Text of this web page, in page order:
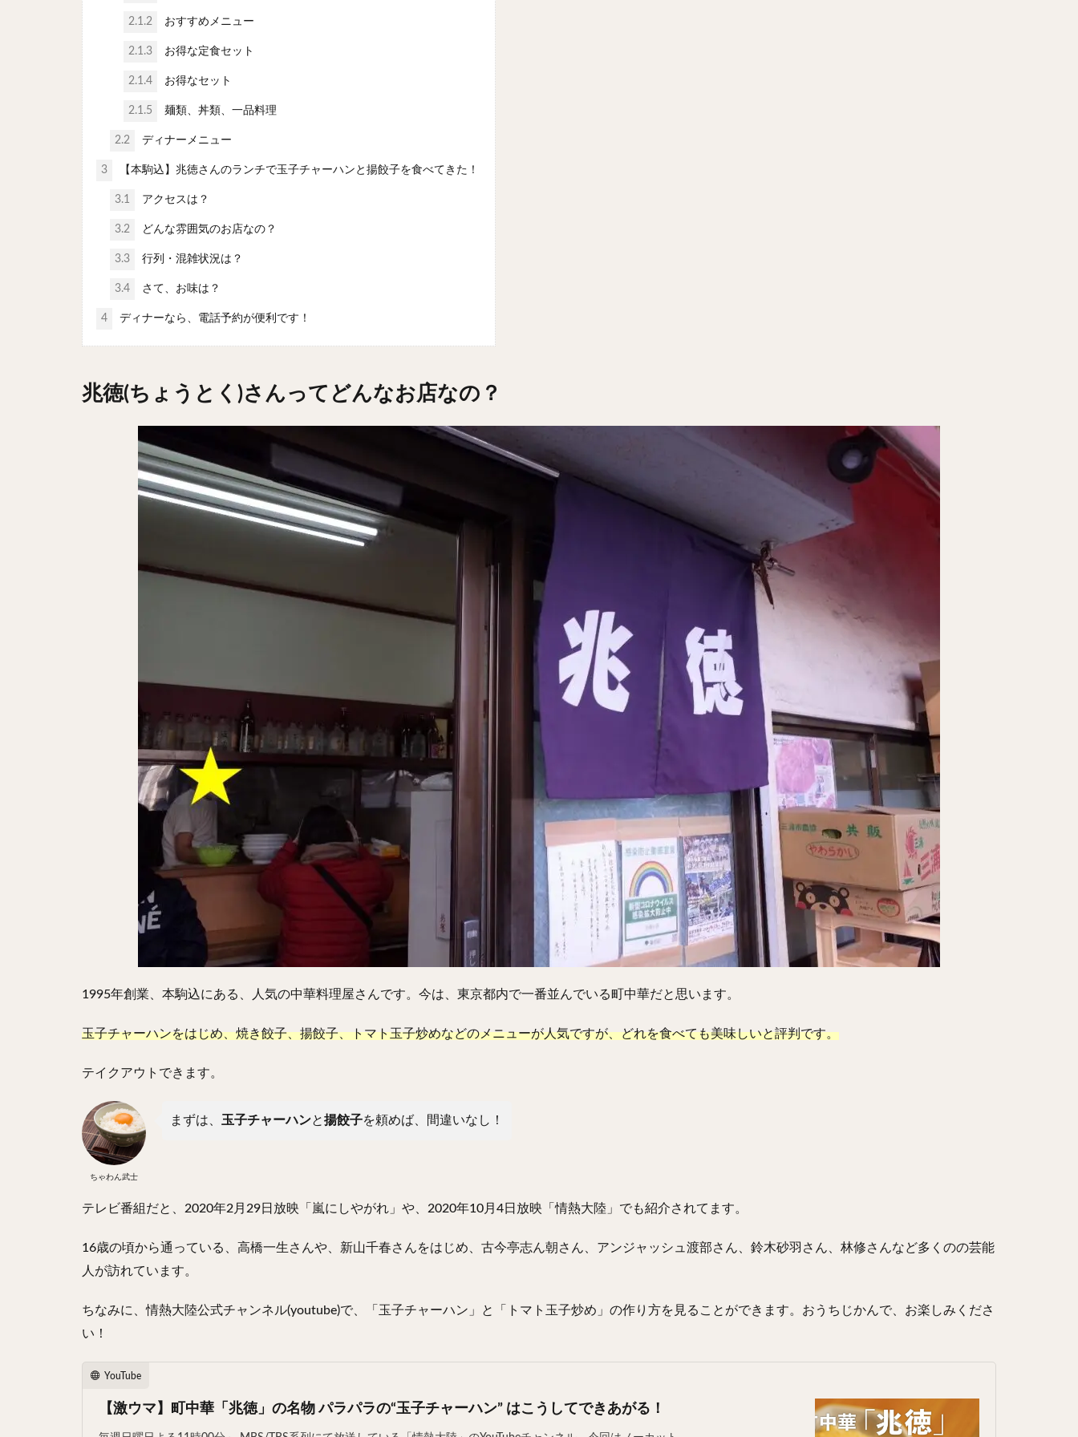
2.1.2 おすすめメニュー
2.1.3 お得な定食セット
2.1.4 お得なセット
2.1.5 麺類、丼類、一品料理
2.2 ディナーメニュー
3 【本駒込】兆徳さんのランチで玉子チャーハンと揚餃子を食べてきた！
3.1 アクセスは？
3.2 どんな雰囲気のお店なの？
3.3 行列・混雑状況は？
3.4 さて、お味は？
4 ディナーなら、電話予約が便利です！
兆徳(ちょうとく)さんってどんなお店なの？
1995年創業、本駒込にある、人気の中華料理屋さんです。今は、東京都内で一番並んでいる町中華だと思います。
玉子チャーハンをはじめ、焼き餃子、揚餃子、トマト玉子炒めなどのメニューが人気ですが、どれを食べても美味しいと評判です。
テイクアウトできます。
ちゃわん武士
まずは、 玉子チャーハンと揚餃子を頼めば、間違いなし！
テレビ番組だと、2020年2月29日放映「嵐にしやがれ」や、2020年10月4日放映「情熱大陸」でも紹介されてます。
16歳の頃から通っている、高橋一生さんや、新山千春さんをはじめ、古今亭志ん朝さん、アンジャッシュ渡部さん、鈴木砂羽さん、林修さんなど多くのの芸能
人が訪れています。
ちなみに、情熱大陸公式チャンネル(youtube)で、「玉子チャーハン」と「トマト玉子炒め」の作り方を見ることができます。おうちじかんで、お楽しみくださ
い！
YouTube
【激ウマ】町中華「兆徳」の名物 パラパラの“玉子チャーハン” はこうしてできあがる！